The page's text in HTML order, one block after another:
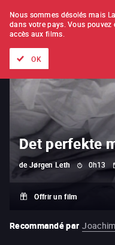
À L'UNITÉ
Det perfekte
de Jørgen Leth 0h13
Offrir un film
Recommandé par
Nous sommes désolés mais
dans votre pays. Vous pouvez
accès aux films.
OK